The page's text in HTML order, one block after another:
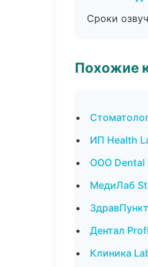
Сроки
Похожие
ИП Health
ООО Dental
МедиЛаб
Дентал
Клиника